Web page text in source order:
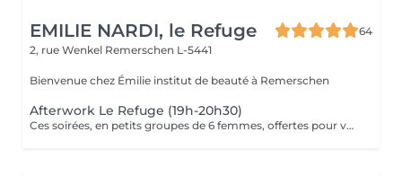
EMILIE NARDI, le Refuge
64
2, rue Wenkel Remerschen L-5441
Bienvenue chez Émilie institut de beauté à Remerschen
Afterwork Le Refuge (19h-20h30)
Ces soirées, en petits groupes de 6 femmes, offertes pour vous faire découvrir notre univers. Pendant 1h30 : * Beauté sensorielle avec Émilie : une initiation aux gestes et textures de la vinocosmétique avec les produits de la maison Vinésime. Enfin, chaque invitée repartira avec un ensemble exclusif, mêlant soin, parfum et tote bag collector numéroté. Une attention délicate qui nous tient à cur pour garder trace de ces soirées hors du temps. Ces 10 soirées privées sont proposées en afterwork, le jeudi ou le vendredi de 19h à 20h30. Lors de la réservation, merci de sélectionner le créneau technique (10h19h30) : il correspond bien à votre place pour l'afterwork du soir. Soirées limitées. Chaque groupe doit être impérativement composé de 6 personnes pour que la soirée ait lieu. ...Nous avons hâte de vous rencontrer et de vous accueillir dans l'univers doux et intimiste de notre Refuge.